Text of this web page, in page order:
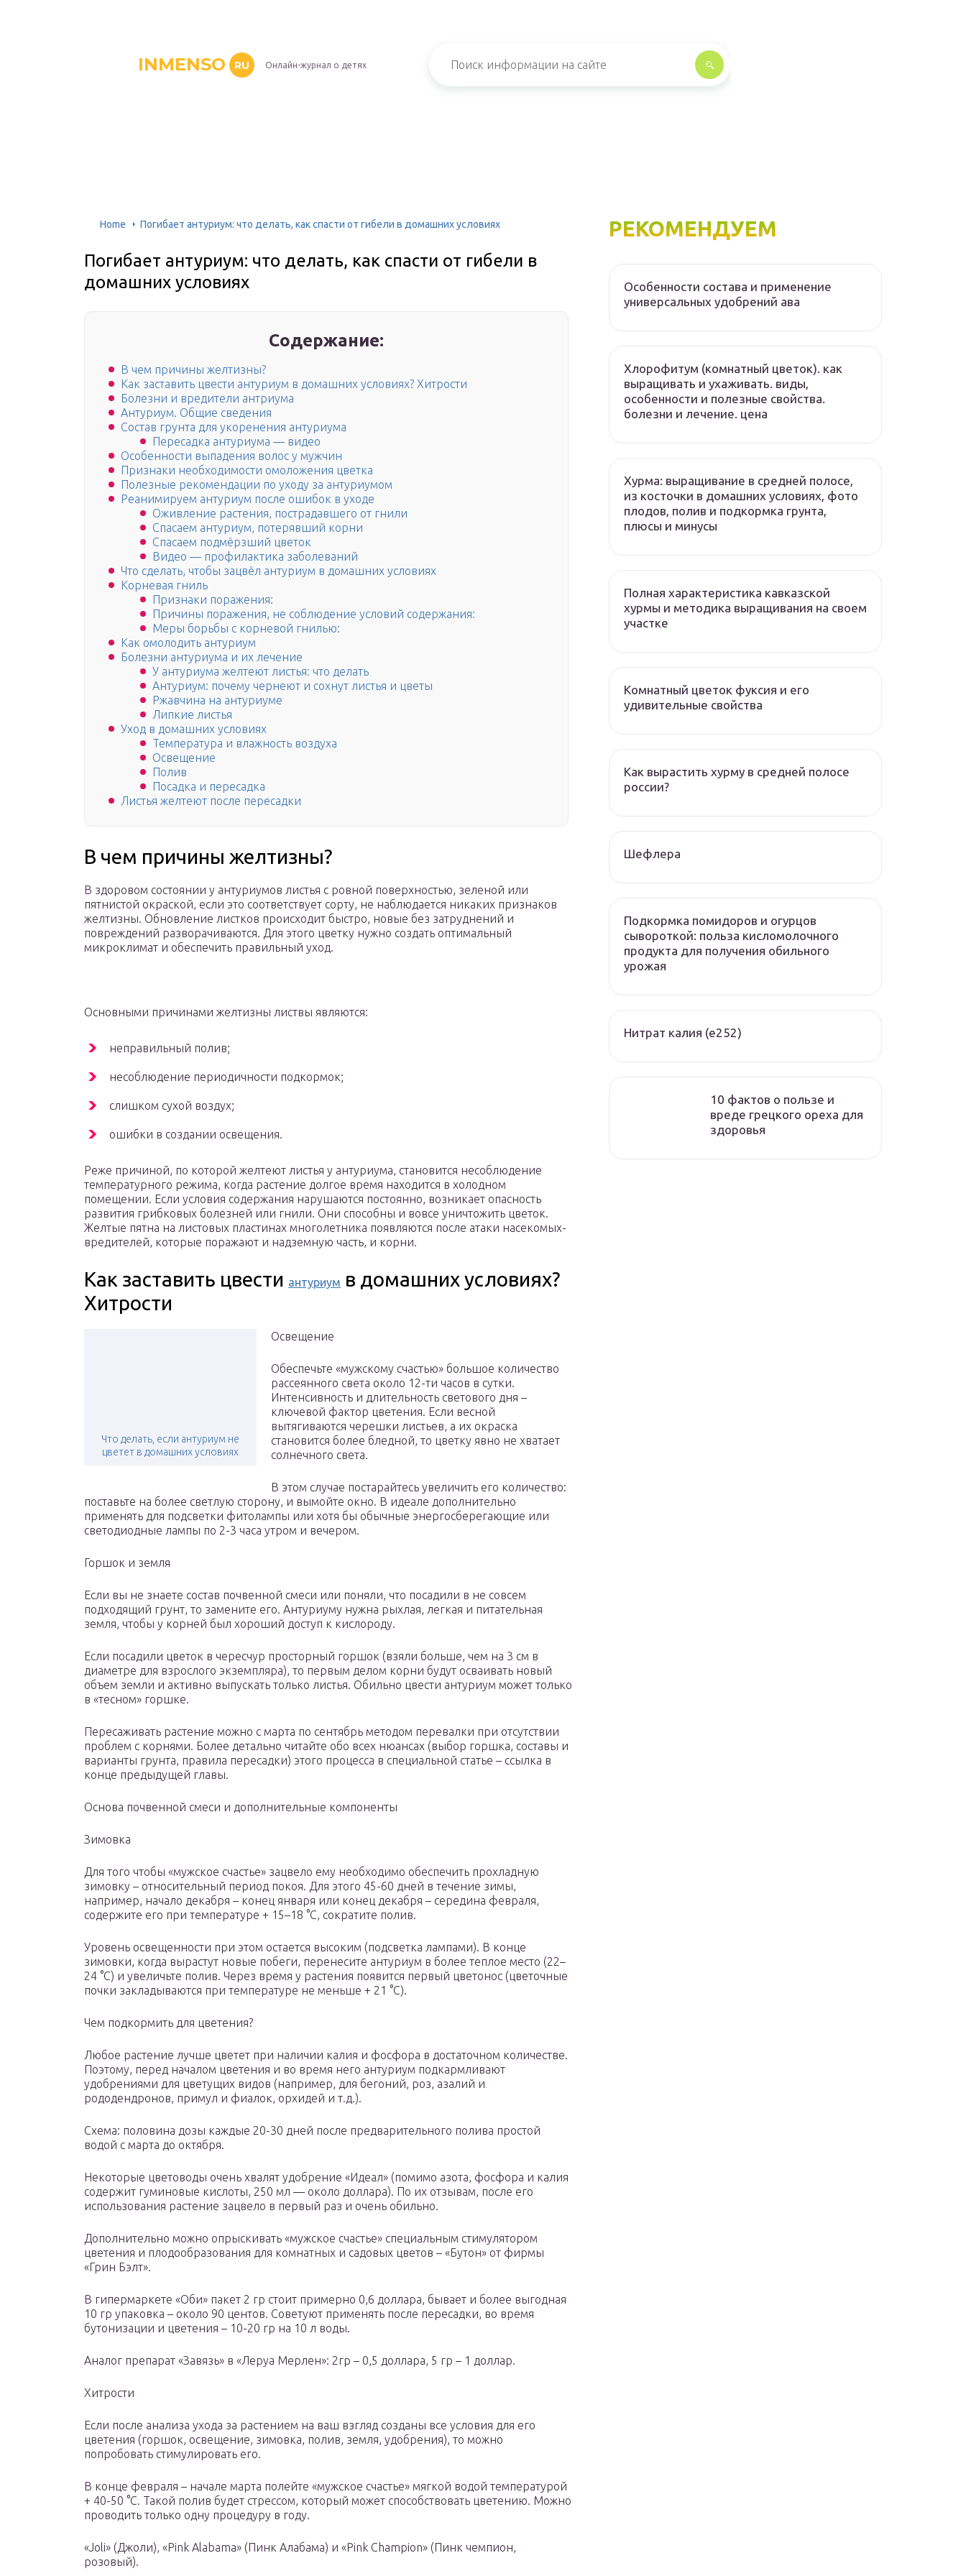
INMENSO RU Онлайн-журнал о детях
Home Погибает антуриум: что делать, как спасти от гибели в домашних условиях
Погибает антуриум: что делать, как спасти от гибели в
домашних условиях
Содержание:
В чем причины желтизны?
Как заставить цвести антуриум в домашних условиях? Хитрости
Болезни и вредители антриума
Антуриум. Общие сведения
Состав грунта для укоренения антуриума
Пересадка антуриума — видео
Особенности выпадения волос у мужчин
Признаки необходимости омоложения цветка
Полезные рекомендации по уходу за антуриумом
Реанимируем антуриум после ошибок в уходе
Оживление растения, пострадавшего от гнили
Спасаем антуриум, потерявший корни
Спасаем подмёрзший цветок
Видео — профилактика заболеваний
Что сделать, чтобы зацвёл антуриум в домашних условиях
Корневая гниль
Признаки поражения:
Причины поражения, не соблюдение условий содержания:
Меры борьбы с корневой гнилью:
Как омолодить антуриум
Болезни антуриума и их лечение
У антуриума желтеют листья: что делать
Антуриум: почему чернеют и сохнут листья и цветы
Ржавчина на антуриуме
Липкие листья
Уход в домашних условиях
Температура и влажность воздуха
Освещение
Полив
Посадка и пересадка
Листья желтеют после пересадки
В чем причины желтизны?
В здоровом состоянии у антуриумов листья с ровной поверхностью, зеленой или
пятнистой окраской, если это соответствует сорту, не наблюдается никаких признаков
желтизны. Обновление листков происходит быстро, новые без затруднений и
повреждений разворачиваются. Для этого цветку нужно создать оптимальный
микроклимат и обеспечить правильный уход.
Основными причинами желтизны листвы являются:
неправильный полив;
несоблюдение периодичности подкормок;
слишком сухой воздух;
ошибки в создании освещения.
Реже причиной, по которой желтеют листья у антуриума, становится несоблюдение
температурного режима, когда растение долгое время находится в холодном
помещении. Если условия содержания нарушаются постоянно, возникает опасность
развития грибковых болезней или гнили. Они способны и вовсе уничтожить цветок.
Желтые пятна на листовых пластинах многолетника появляются после атаки насекомых-
вредителей, которые поражают и надземную часть, и корни.
Как заставить цвести антуриум в домашних условиях?
Хитрости
Что делать, если антуриум не
цветет в домашних условиях
Освещение
Обеспечьте «мужскому счастью» большое количество
рассеянного света около 12-ти часов в сутки.
Интенсивность и длительность светового дня –
ключевой фактор цветения. Если весной
вытягиваются черешки листьев, а их окраска
становится более бледной, то цветку явно не хватает
солнечного света.
В этом случае постарайтесь увеличить его количество:
поставьте на более светлую сторону, и вымойте окно. В идеале дополнительно
применять для подсветки фитолампы или хотя бы обычные энергосберегающие или
светодиодные лампы по 2-3 часа утром и вечером.
Горшок и земля
Если вы не знаете состав почвенной смеси или поняли, что посадили в не совсем
подходящий грунт, то замените его. Антуриуму нужна рыхлая, легкая и питательная
земля, чтобы у корней был хороший доступ к кислороду.
Если посадили цветок в чересчур просторный горшок (взяли больше, чем на 3 см в
диаметре для взрослого экземпляра), то первым делом корни будут осваивать новый
объем земли и активно выпускать только листья. Обильно цвести антуриум может только
в «тесном» горшке.
Пересаживать растение можно с марта по сентябрь методом перевалки при отсутствии
проблем с корнями. Более детально читайте обо всех нюансах (выбор горшка, составы и
варианты грунта, правила пересадки) этого процесса в специальной статье – ссылка в
конце предыдущей главы.
Основа почвенной смеси и дополнительные компоненты
Зимовка
Для того чтобы «мужское счастье» зацвело ему необходимо обеспечить прохладную
зимовку – относительный период покоя. Для этого 45-60 дней в течение зимы,
например, начало декабря – конец января или конец декабря – середина февраля,
содержите его при температуре + 15–18 °C, сократите полив.
Уровень освещенности при этом остается высоким (подсветка лампами). В конце
зимовки, когда вырастут новые побеги, перенесите антуриум в более теплое место (22–
24 °C) и увеличьте полив. Через время у растения появится первый цветонос (цветочные
почки закладываются при температуре не меньше + 21 °С).
Чем подкормить для цветения?
Любое растение лучше цветет при наличии калия и фосфора в достаточном количестве.
Поэтому, перед началом цветения и во время него антуриум подкармливают
удобрениями для цветущих видов (например, для бегоний, роз, азалий и
рододендронов, примул и фиалок, орхидей и т.д.).
Схема: половина дозы каждые 20-30 дней после предварительного полива простой
водой с марта до октября.
Некоторые цветоводы очень хвалят удобрение «Идеал» (помимо азота, фосфора и калия
содержит гуминовые кислоты, 250 мл — около доллара). По их отзывам, после его
использования растение зацвело в первый раз и очень обильно.
Дополнительно можно опрыскивать «мужское счастье» специальным стимулятором
цветения и плодообразования для комнатных и садовых цветов – «Бутон» от фирмы
«Грин Бэлт».
В гипермаркете «Оби» пакет 2 гр стоит примерно 0,6 доллара, бывает и более выгодная
10 гр упаковка – около 90 центов. Советуют применять после пересадки, во время
бутонизации и цветения – 10-20 гр на 10 л воды.
Аналог препарат «Завязь» в «Леруа Мерлен»: 2гр – 0,5 доллара, 5 гр – 1 доллар.
Хитрости
Если после анализа ухода за растением на ваш взгляд созданы все условия для его
цветения (горшок, освещение, зимовка, полив, земля, удобрения), то можно
попробовать стимулировать его.
В конце февраля – начале марта полейте «мужское счастье» мягкой водой температурой
+ 40-50 °С. Такой полив будет стрессом, который может способствовать цветению. Можно
проводить только одну процедуру в году.
«Joli» (Джоли), «Pink Alabama» (Пинк Алабама) и «Pink Champion» (Пинк чемпион,
розовый).
РЕКОМЕНДУЕМ
Особенности состава и применение
универсальных удобрений ава
Хлорофитум (комнатный цветок). как
выращивать и ухаживать. виды,
особенности и полезные свойства.
болезни и лечение. цена
Хурма: выращивание в средней полосе,
из косточки в домашних условиях, фото
плодов, полив и подкормка грунта,
плюсы и минусы
Полная характеристика кавказской
хурмы и методика выращивания на своем
участке
Комнатный цветок фуксия и его
удивительные свойства
Как вырастить хурму в средней полосе
россии?
Шефлера
Подкормка помидоров и огурцов
сывороткой: польза кисломолочного
продукта для получения обильного
урожая
Нитрат калия (е252)
10 фактов о пользе и
вреде грецкого ореха для
здоровья